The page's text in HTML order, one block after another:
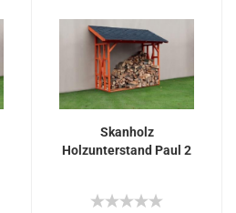
Skanholz
Holzunterstand Paul 2